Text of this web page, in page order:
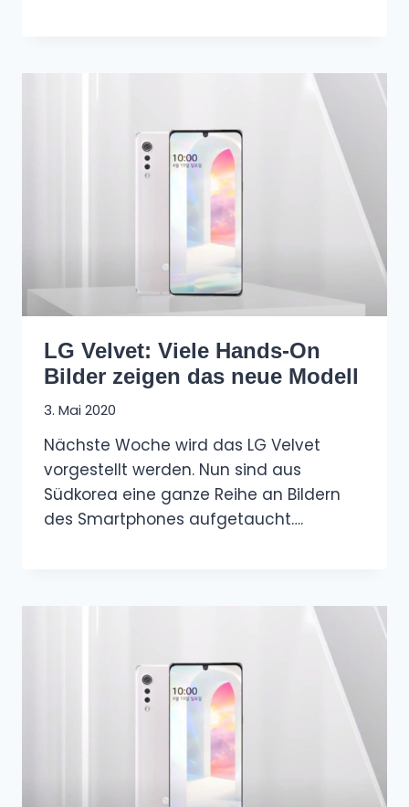
LG Velvet: Viele Hands-On
Bilder zeigen das neue Modell
3. Mai 2020
Nächste Woche wird das LG Velvet
vorgestellt werden. Nun sind aus
Südkorea eine ganze Reihe an Bildern
des Smartphones aufgetaucht….